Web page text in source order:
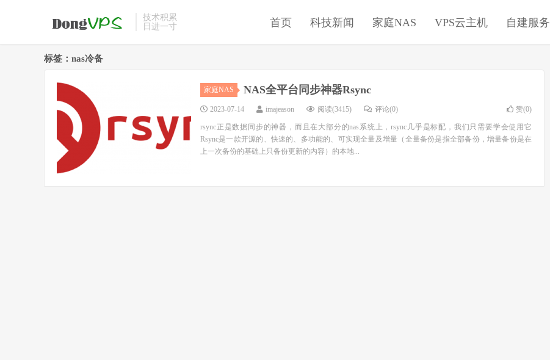
技术积累
日进一寸
首页 科技新闻 家庭NAS VPS云主机 自建服务
标签：nas冷备
家庭NAS NAS全平台同步神器Rsync
2023-07-14 imajeason 阅读(3415) 评论(0) 赞(0)
rsync正是数据同步的神器，而且在大部分的nas系统上，rsync几乎是标配，我们只需要学会使用它
Rsync是一款开源的、快速的、多功能的、可实现全量及增量（全量备份是指全部备份，增量备份是在
上一次备份的基础上只备份更新的内容）的本地...